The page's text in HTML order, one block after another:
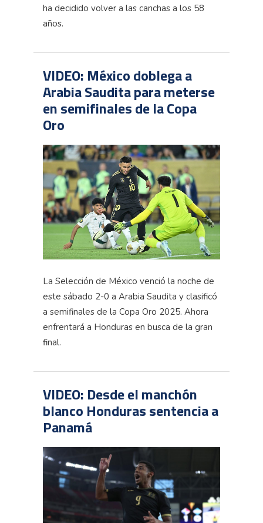
ha decidido volver a las canchas a los 58
años.
VIDEO: México doblega a
Arabia Saudita para meterse
en semifinales de la Copa
Oro
La Selección de México venció la noche de
este sábado 2-0 a Arabia Saudita y clasificó
a semifinales de la Copa Oro 2025. Ahora
enfrentará a Honduras en busca de la gran
final.
VIDEO: Desde el manchón
blanco Honduras sentencia a
Panamá